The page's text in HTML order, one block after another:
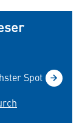
Spot